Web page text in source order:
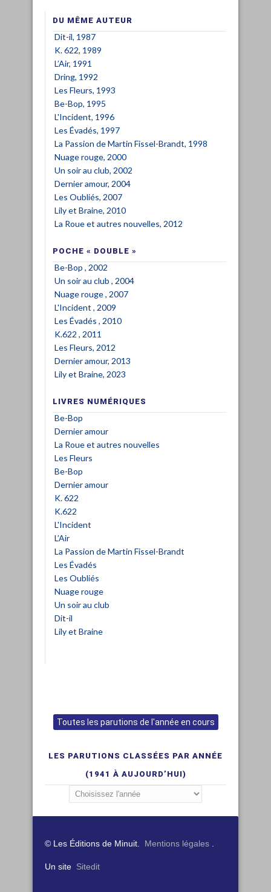
DU MÊME AUTEUR
Dit-il, 1987
K. 622, 1989
L’Air, 1991
Dring, 1992
Les Fleurs, 1993
Be-Bop, 1995
L'Incident, 1996
Les Évadés, 1997
La Passion de Martin Fissel-Brandt, 1998
Nuage rouge, 2000
Un soir au club, 2002
Dernier amour, 2004
Les Oubliés, 2007
Lily et Braine, 2010
La Roue et autres nouvelles, 2012
POCHE « DOUBLE »
Be-Bop , 2002
Un soir au club , 2004
Nuage rouge , 2007
L'Incident , 2009
Les Évadés , 2010
K.622 , 2011
Les Fleurs, 2012
Dernier amour, 2013
Lily et Braine, 2023
LIVRES NUMÉRIQUES
Be-Bop
Dernier amour
La Roue et autres nouvelles
Les Fleurs
Be-Bop
Dernier amour
K. 622
K.622
L'Incident
L’Air
La Passion de Martin Fissel-Brandt
Les Évadés
Les Oubliés
Nuage rouge
Un soir au club
Dit-il
Lily et Braine
Toutes les parutions de l'année en cours
LES PARUTIONS CLASSÉES PAR ANNÉE
(1941 À AUJOURD’HUI)
© Les Éditions de Minuit. Mentions légales .
Un site Sitedit